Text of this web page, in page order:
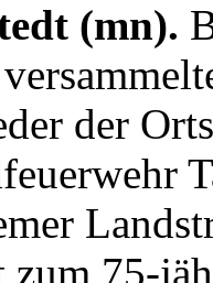
(mn).
der
zum 75-